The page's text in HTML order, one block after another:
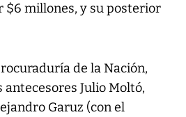
$6 millones, y su posterior
de la Nación,
antecesores Julio Moltó,
Garuz (con el